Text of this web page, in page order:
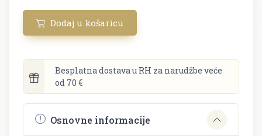
Dodaj u košaricu
Besplatna dostava u RH za narudžbe veće
od 70 €
Osnovne informacije